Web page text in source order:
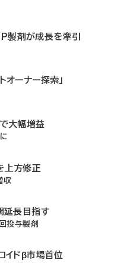
製剤が成長を牽引
オーナー探索」
で大幅増益
上方修正
収
延長目指す
投与製剤
イドβ市場首位